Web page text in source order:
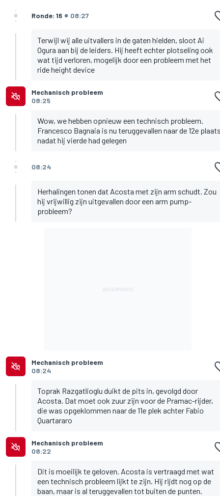
Ronde: 16 08:27
Terwijl wij alle uitvallers in de gaten hielden, sloot Ai
Ogura aan bij de leiders. Hij heeft echter plotseling ook
wat tijd verloren, mogelijk door een probleem met het
ride height device
Mechanisch probleem
08:25
Wow, we hebben opnieuw een technisch probleem.
Francesco Bagnaia is nu teruggevallen naar de 12e
nadat hij vierde had gelegen
08:24
Herhalingen tonen dat Acosta met zijn arm schudt. Zou
hij vrijwillig zijn uitgevallen door een arm pump-
probleem?
Mechanisch probleem
08:24
Toprak Razgatlioglu duikt de pits in, gevolgd door
Acosta. Dat moet ook zuur zijn voor de Pramac-rijder,
die was opgeklommen naar de 11e plek achter Fabio
Quartararo
Mechanisch probleem
08:22
Dit is moeilijk te geloven. Acosta is vertraagd met wat
een technisch probleem lijkt te zijn. Hij rijdt nog op de
baan, maar is al teruggevallen tot buiten de punten.